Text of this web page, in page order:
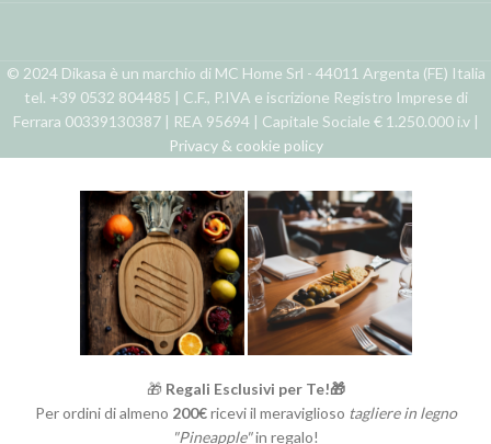
© 2024 Dikasa è un marchio di MC Home Srl - 44011 Argenta (FE) Italia
tel. +39 0532 804485 | C.F., P.IVA e iscrizione Registro Imprese di
Ferrara 00339130387 | REA 95694 | Capitale Sociale € 1.250.000 i.v |
Privacy & cookie policy
🎁 Regali Esclusivi per Te!🎁
Per ordini di almeno 200€ricevi il meraviglioso tagliere in legno
"Pineapple"in regalo!